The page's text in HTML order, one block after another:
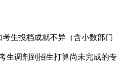
生投档成就不异（含小数部门
生调剂到招生打算尚未完成的专